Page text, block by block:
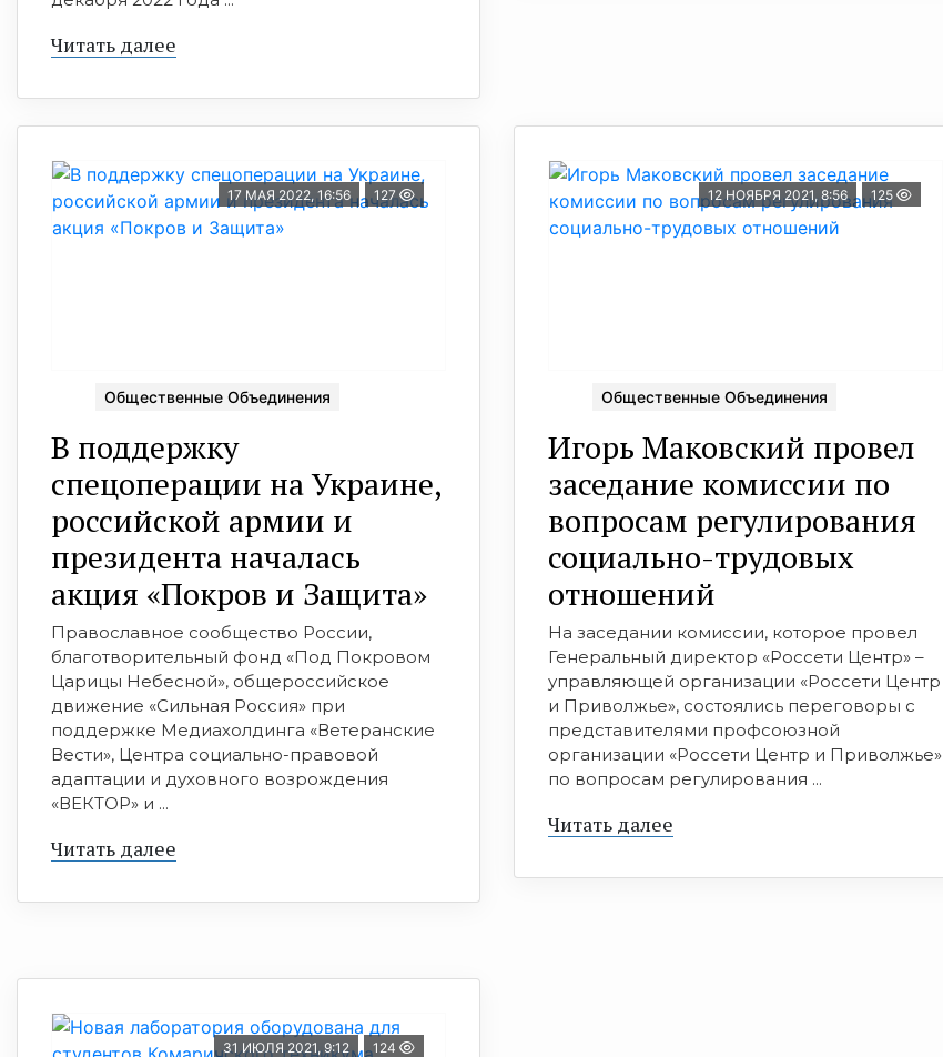
Читать далее
17 МАЯ 2022, 16:56 127
Общественные Объединения
В поддержку
спецоперации на Украине,
российской армии и
президента началась
акция «Покров и Защита»
Православное сообщество России,
благотворительный фонд «Под Покровом
Царицы Небесной», общероссийское
движение «Сильная Россия» при
поддержке Медиахолдинга «Ветеранские
Вести», Центра социально-правовой
адаптации и духовного возрождения
«ВЕКТОР» и ...
Читать далее
12 НОЯБРЯ 2021, 8:56 125
Общественные Объединения
Игорь Маковский провел
заседание комиссии по
вопросам регулирования
социально-трудовых
отношений
На заседании комиссии, которое провел
Генеральный директор «Россети Центр» –
управляющей организации «Россети Центр
и Приволжье», состоялись переговоры с
представителями профсоюзной
организации «Россети Центр и Приволжье»
по вопросам регулирования ...
Читать далее
31 ИЮЛЯ 2021, 9:12 124